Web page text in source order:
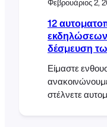
12
εκδηλώσεων
δέσμευση
Είμαστε
στέλνετε